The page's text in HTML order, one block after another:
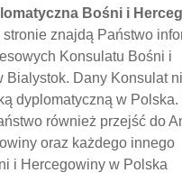
Bośni i
stronie znajdą Państwo
Konsulatu Bośni i
Bialystok. Dany Konsulat
dyplomatyczną w Polska.
również przejść do
oraz każdego innego
i Hercegowiny w Polska